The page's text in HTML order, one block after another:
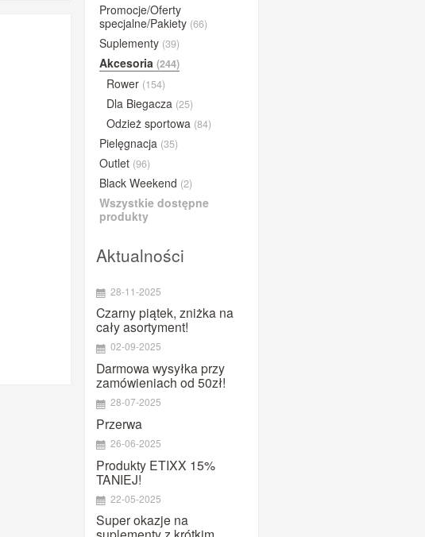
Close the gap
Compressport
Concap
CyclOn
Dextro Energy
ESI Grips
Etixx
Fenwick's
Gold Nutrition
iGPSPORT
Lazer
MarshGuard
MAURTEN
Maxim
Megmeister
Mountaindrop
NamedSport
OTE
PowerBar
PRO
Prox
Promocje/Oferty
specjalne/Pakiety (66)
Suplementy (39)
Akcesoria (244)
Rower (154)
Dla Biegacza (25)
Odzież sportowa (84)
Pielęgnacja (35)
Outlet (96)
Black Weekend (2)
Wszystkie dostępne
produkty
Aktualności
28-11-2025
Czarny piątek, zniżka na
cały asortyment!
02-09-2025
Darmowa wysyłka przy
zamówieniach od 50zł!
28-07-2025
Przerwa
26-06-2025
Produkty ETIXX 15%
TANIEJ!
22-05-2025
Super okazje na